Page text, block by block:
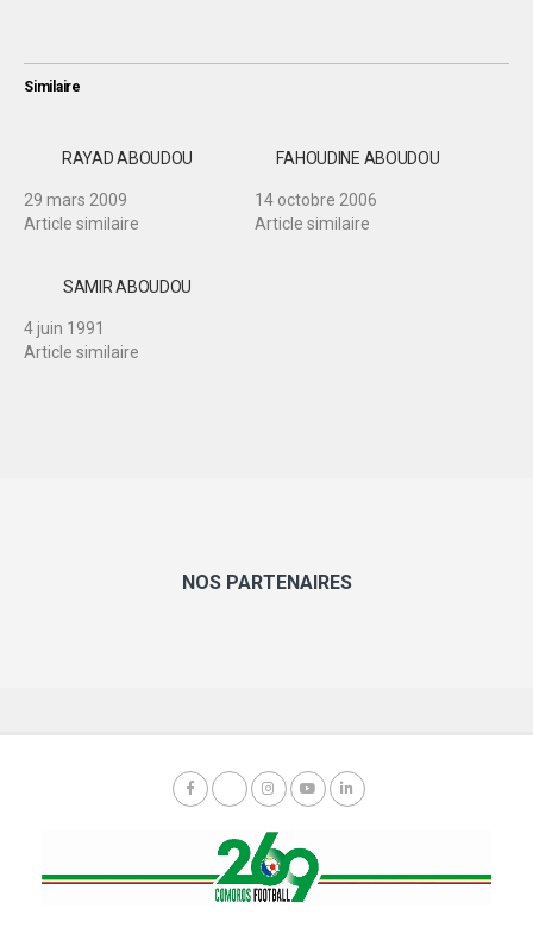
Similaire
RAYAD ABOUDOU
29 mars 2009
Article similaire
FAHOUDINE ABOUDOU
14 octobre 2006
Article similaire
SAMIR ABOUDOU
4 juin 1991
Article similaire
NOS PARTENAIRES